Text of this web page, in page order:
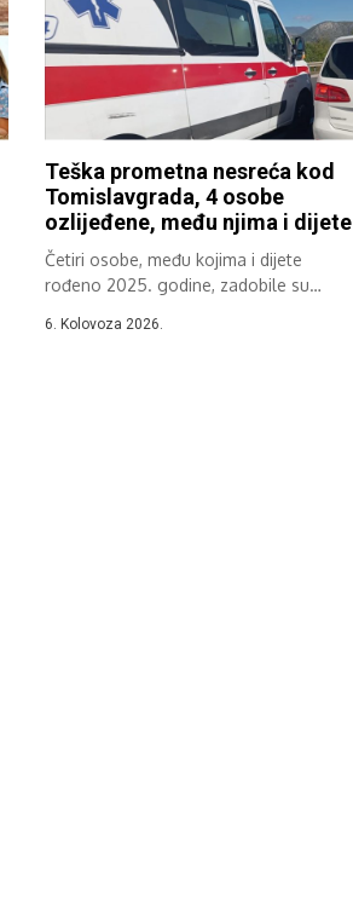
Teška prometna nesreća kod
Tomislavgrada, 4 osobe
ozlijeđene, među njima i dijete
Četiri osobe, među kojima i dijete
rođeno 2025. godine, zadobile su
6. Kolovoza 2026.